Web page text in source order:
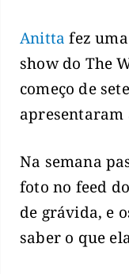
Anittafez
show do The
começo de
Na semana
foto no feed
de grávida, e
saber o que